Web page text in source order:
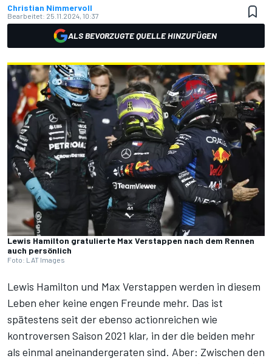
Christian Nimmervoll
Bearbeitet: 25.11.2024, 10:37
ALS BEVORZUGTE QUELLE HINZUFÜGEN
Lewis Hamilton gratulierte Max Verstappen nach dem Rennen
auch persönlich
Foto: LAT Images
Lewis Hamilton und Max Verstappen werden in diesem
Leben eher keine engen Freunde mehr. Das ist
spätestens seit der ebenso actionreichen wie
kontroversen Saison 2021 klar, in der die beiden mehr
als einmal aneinandergeraten sind. Aber: Zwischen den